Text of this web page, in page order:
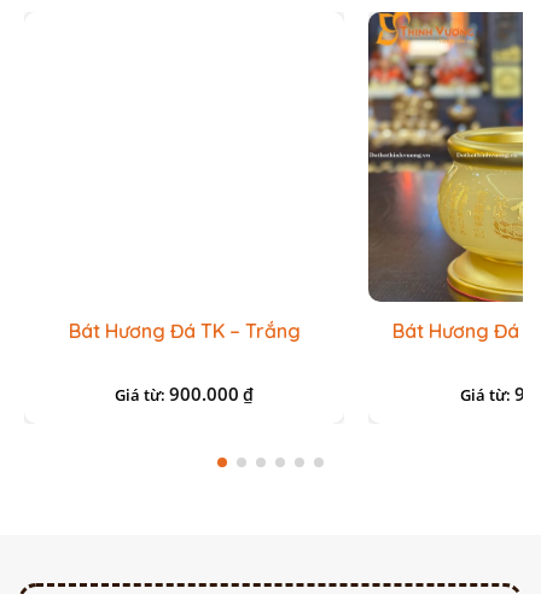
Bát Hương Đá TK – Trắng
Giá từ:900.000 ₫
Bát Hương Đá
Giá từ: